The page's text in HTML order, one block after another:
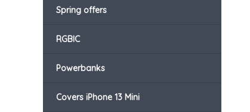
Spring offers
RGBIC
Powerbanks
Covers iPhone 13 Mini